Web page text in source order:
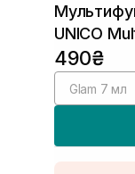
UNICO
490₴
Glam 7 мл